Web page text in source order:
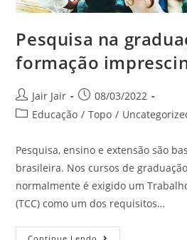
Pesquisa na
formação
Jair Jair
08/03/2022
Educação / Topo /
Pesquisa, ensino e extensão são
brasileira. Nos cursos de
normalmente é exigido um
(TCC) como um dos requisitos…